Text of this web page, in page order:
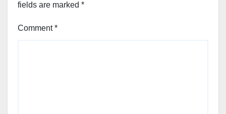
fields are marked *
Comment*